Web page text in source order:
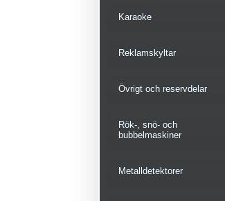
Karaoke
Reklamskyltar
Övrigt och reservdelar
Rök-, snö- och
bubbelmaskiner
Metalldetektorer